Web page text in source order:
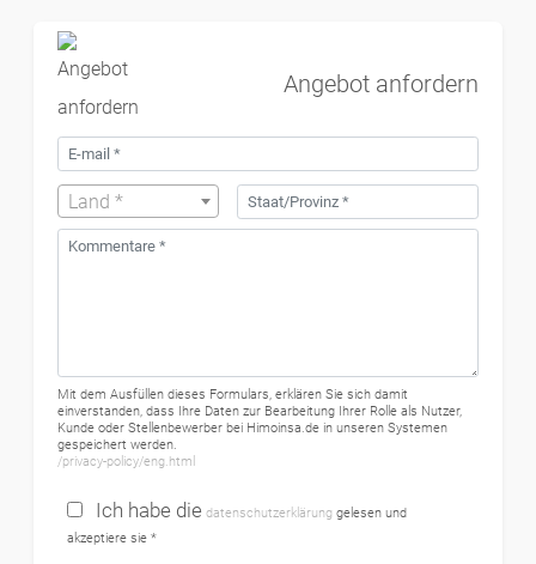
Angebot anfordern
Land *
Mit dem Ausfüllen dieses Formulars, erklären Sie sich damit
einverstanden, dass Ihre Daten zur Bearbeitung Ihrer Rolle als Nutzer,
Kunde oder Stellenbewerber bei Himoinsa.de in unseren Systemen
gespeichert werden.
/privacy-policy/eng.html
Ich habe die datenschutzerklärung gelesen und
akzeptiere sie *